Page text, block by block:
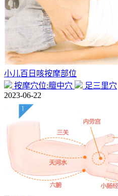
小儿百日咳按摩部位
按摩穴位:膻中穴
足三里穴
2023-06-22